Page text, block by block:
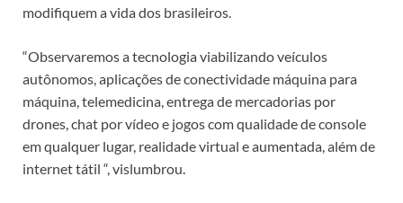
modifiquem a vida dos brasileiros.
“Observaremos a tecnologia viabilizando veículos
autônomos, aplicações de conectividade máquina para
máquina, telemedicina, entrega de mercadorias por
drones, chat por vídeo e jogos com qualidade de console
em qualquer lugar, realidade virtual e aumentada, além de
internet tátil “, vislumbrou.